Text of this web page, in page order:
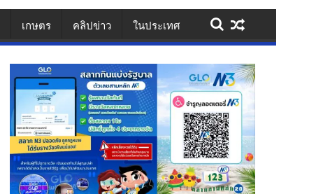
เกษตร คลิปข่าว ในประเทศ